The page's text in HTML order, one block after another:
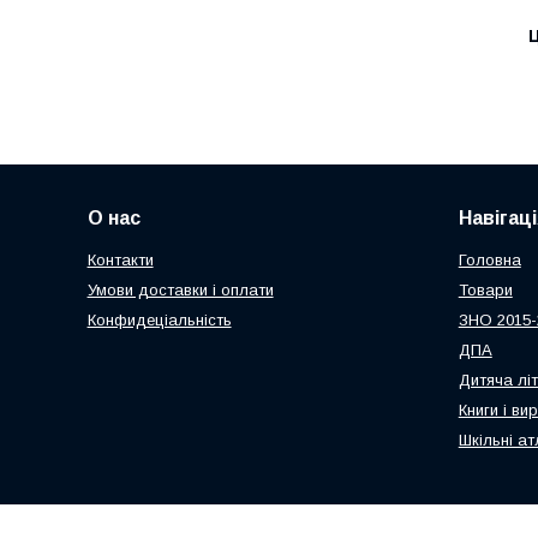
О нас
Контакти
Умови доставки і оплати
Конфидеціальність
Головна
Товари
ЗНО 2015-
ДПА
Дитяча
Книги і
Шкільні